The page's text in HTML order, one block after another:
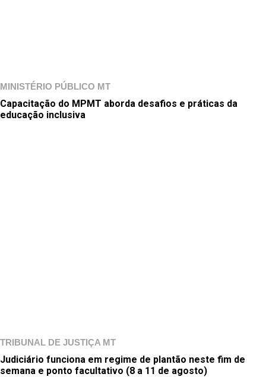
MINISTÉRIO PÚBLICO MT
Capacitação do MPMT aborda desafios e práticas da
educação inclusiva
TRIBUNAL DE JUSTIÇA MT
Judiciário funciona em regime de plantão neste fim de
semana e ponto facultativo (8 a 11 de agosto)